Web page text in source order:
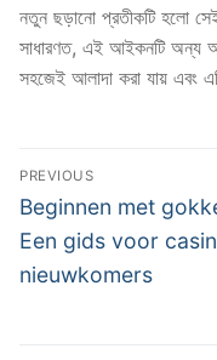
নতুন ছড়ানো প্রতীকটি হলো
সাধারণত, এই আইকনটি অন্য
সহজেই আলাদা করা যায় এবং
Post
navigation
PREVIOUS
Previous
post:
Beginnen met
Een gids voor
nieuwkomers